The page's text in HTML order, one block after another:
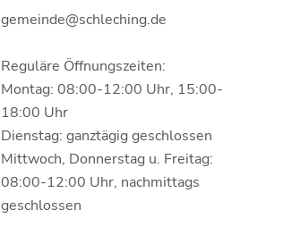
gemeinde@schleching.de
Reguläre Öffnungszeiten:
Montag: 08:00-12:00 Uhr, 15:00-
18:00 Uhr
Dienstag: ganztägig geschlossen
Mittwoch, Donnerstag u. Freitag:
08:00-12:00 Uhr, nachmittags
geschlossen